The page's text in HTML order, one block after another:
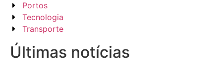
Portos
Tecnologia
Transporte
Últimas notícias